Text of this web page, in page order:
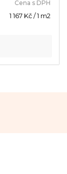
Měrná
1 167 Kč / 1 m2